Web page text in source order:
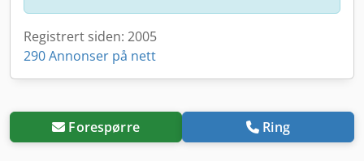
Registrert siden: 2005
290 Annonser på nett
Forespørre Ring